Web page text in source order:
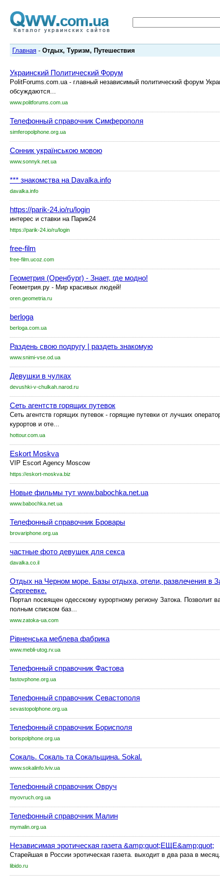
Главная - Отдых, Туризм, Путешествия
Украинский Политический Форум
PolitForums.com.ua - главный независимый политический форум
обсуждаются...
www.politforums.com.ua
Телефонный справочник Симферополя
simferopolphone.org.ua
Сонник українською мовою
www.sonnyk.net.ua
*** знакомства на Davalka.info
davalka.info
https://parik-24.io/ru/login
интерес и ставки на Парик24
https://parik-24.io/ru/login
free-film
free-film.ucoz.com
Геометрия (Оренбург) - Знает, где модно!
Геометрия.ру - Мир красивых людей!
oren.geometria.ru
berloga
berloga.com.ua
Раздень свою подругу | раздеть знакомую
www.snimi-vse.od.ua
Девушки в чулках
devushki-v-chulkah.narod.ru
Сеть агентств горящих путевок
Сеть агентств горящих путевок - горящие путевки от лучших
курортов и оте...
hottour.com.ua
Eskort Moskva
VIP Escort Agency Moscow
https://eskort-moskva.biz
Новые фильмы тут www.babochka.net.ua
www.babochka.net.ua
Телефонный справочник Бровары
brovariphone.org.ua
частные фото девушек для секса
davalka.co.il
Отдых на Черном море. Базы отдыха, отели, развлечения в
Сергеевке.
Портал посвящен одесскому курортному региону Затока. Позволит
полным списком баз...
www.zatoka-ua.com
Рівненська меблева фабрика
www.mebli-utog.rv.ua
Телефонный справочник Фастова
fastovphone.org.ua
Телефонный справочник Севастополя
sevastopolphone.org.ua
Телефонный справочник Борисполя
borispolphone.org.ua
Сокаль. Сокаль та Сокальщина. Sokal.
www.sokalinfo.lviv.ua
Телефонный справочник Овруч
myovruch.org.ua
Телефонный справочник Малин
mymalin.org.ua
Независимая эротическая газета &amp;quot;ЕЩЕ&amp;quot;
Старейшая в России эротическая газета. выходит в два раза в месяц.
libido.ru